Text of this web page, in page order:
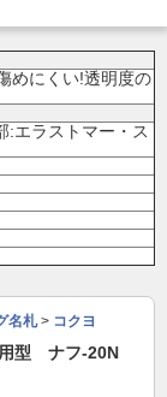
めにくい!透明度の
:エラストマー・ス
名札> コクヨ
型 ナフ-20N